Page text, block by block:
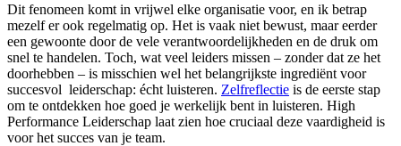
Dit fenomeen komt in vrijwel elke organisatie voor, en ik betrap
mezelf er ook regelmatig op. Het is vaak niet bewust, maar eerder
een gewoonte door de vele verantwoordelijkheden en de druk om
snel te handelen. Toch, wat veel leiders missen – zonder dat ze het
doorhebben – is misschien wel het belangrijkste ingrediënt voor
succesvol leiderschap: écht luisteren. Zelfreflectie is de eerste stap
om te ontdekken hoe goed je werkelijk bent in luisteren. High
Performance Leiderschap laat zien hoe cruciaal deze vaardigheid is
voor het succes van je team.